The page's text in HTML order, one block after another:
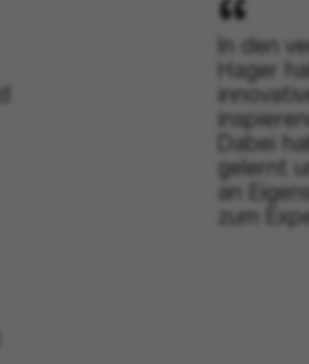
In den
Hager
Dabei
gelernt
an
zum